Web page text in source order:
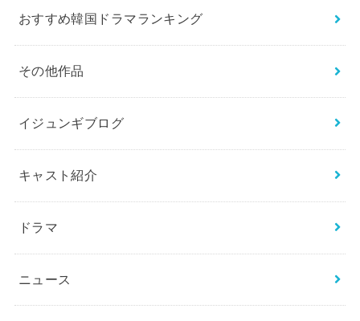
おすすめ韓国ドラマランキング
その他作品
イジュンギブログ
キャスト紹介
ドラマ
ニュース